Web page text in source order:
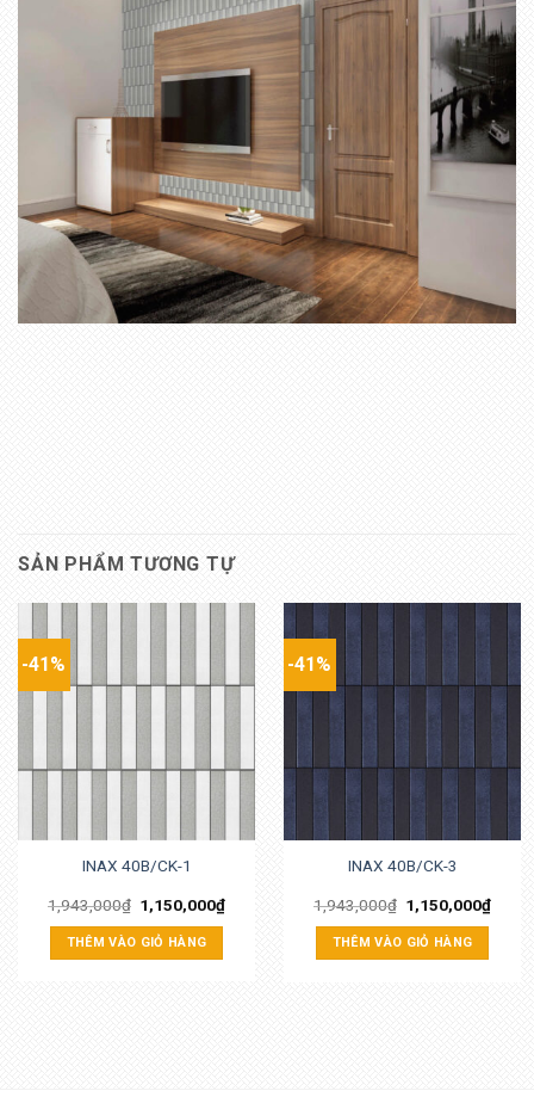
SẢN PHẨM TƯƠNG TỰ
-41%
INAX 40B/CK-1
1,943,000₫ 1,150,000₫
THÊM VÀO GIỎ HÀNG
-41%
INAX 40B/CK-3
1,943,000₫ 1,150,000₫
THÊM VÀO GIỎ HÀNG